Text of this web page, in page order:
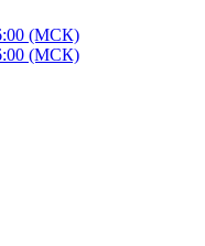
(МСК)
(МСК)